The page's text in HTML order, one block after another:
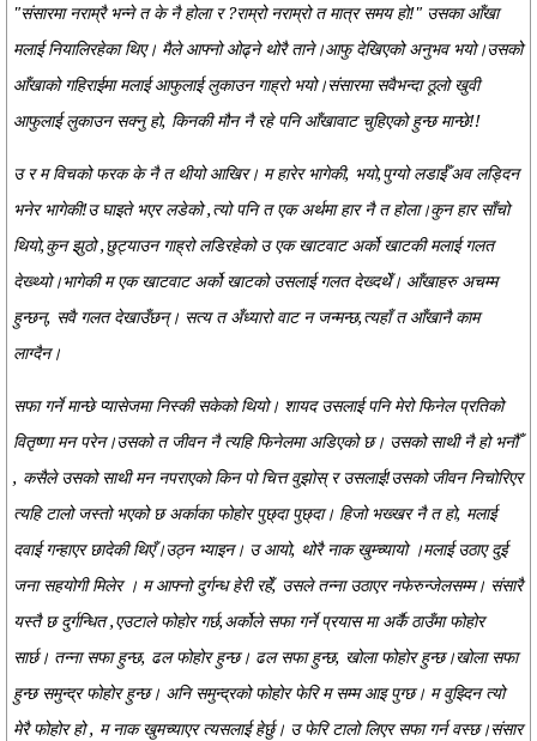
"संसारमा नराम्रै भन्ने त के नै होला र ?राम्रो नराम्रो त मात्र समय हो!" उसका आँखा
मलाई नियालिरहेका थिए। मैले आफ्नो ओढ्ने थोरै ताने।आफु देखिएको अनुभव भयो।उसको
आँखाको गहिराईमा मलाई आफुलाई लुकाउन गाह्रो भयो।संसारमा सवैभन्दा ठूलो खुवी
आफुलाई लुकाउन सक्नु हो, किनकी मौन नै रहे पनि आँखावाट चुहिएको हुन्छ मान्छे!!
उ र म विचको फरक के नै त थीयो आखिर। म हारेर भागेकी, भयो,पुग्यो लडाईँ अव लड्दिन
भनेर भागेकी!उ घाइते भएर लडेको ,त्यो पनि त एक अर्थमा हार नै त होला।कुन हार साँचो
थियो,कुन झुठो ,छुट्याउन गाह्रो लडिरहेको उ एक खाटवाट अर्को खाटकी मलाई गलत
देख्थ्यो।भागेकी म एक खाटवाट अर्को खाटको उसलाई गलत देख्दथेँ। आँखाहरु अचम्म
हुन्छन्, सवै गलत देखाउँछन्। सत्य त अँध्यारो वाट न जन्मन्छ,त्यहाँ त आँखानै काम
लाग्दैन।
सफा गर्ने मान्छे प्यासेजमा निस्की सकेको थियो। शायद उसलाई पनि मेरो फिनेल प्रतिको
वितृष्णा मन परेन।उसको त जीवन नै त्यहि फिनेलमा अडिएको छ। उसको साथी नै हो भनौँ
, कसैले उसको साथी मन नपराएको किन पो चित्त वुझोस् र उसलाई!उसको जीवन निचोरिएर
त्यहि टालो जस्तो भएको छ अर्काका फोहोर पुछ्दा पुछ्दा। हिजो भख्खर नै त हो, मलाई
दवाई गन्हाएर छादेकी थिएँ।उठ्न भ्याइन। उ आयो, थोरै नाक खुम्च्यायो ।मलाई उठाए दुई
जना सहयोगी मिलेर । म आफ्नो दुर्गन्ध हेरी रहेँ, उसले तन्ना उठाएर नफेरुन्जेलसम्म। संसारै
यस्तै छ दुर्गन्धित ,एउटाले फोहोर गर्छ,अर्कोले सफा गर्ने प्रयास मा अर्कै ठाउँमा फोहोर
सार्छ। तन्ना सफा हुन्छ, ढल फोहोर हुन्छ। ढल सफा हुन्छ, खोला फोहोर हुन्छ।खोला सफा
हुन्छ समुन्द्र फोहोर हुन्छ। अनि समुन्द्रको फोहोर फेरि म सम्म आइ पुग्छ। म वुझ्दिन त्यो
मेरै फोहोर हो , म नाक खुमच्याएर त्यसलाई हेर्छु। उ फेरि टालो लिएर सफा गर्न वस्छ।संसार